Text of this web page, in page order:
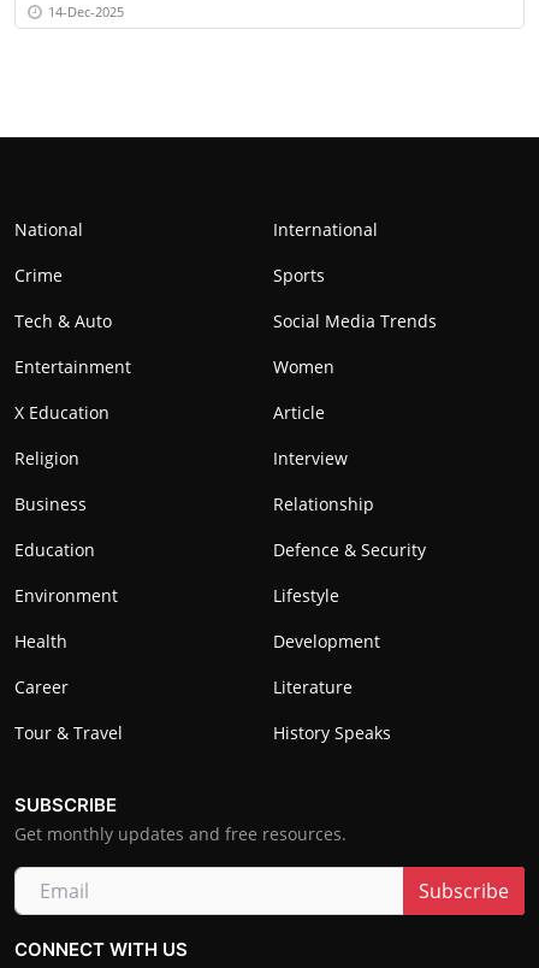
14-Dec-2025
National
International
Crime
Sports
Tech & Auto
Social Media Trends
Entertainment
Women
X Education
Article
Religion
Interview
Business
Relationship
Education
Defence & Security
Environment
Lifestyle
Health
Development
Career
Literature
Tour & Travel
History Speaks
SUBSCRIBE
Get monthly updates and free resources.
Subscribe
CONNECT WITH US